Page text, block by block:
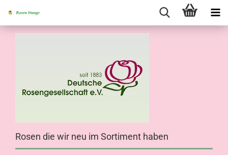
Rosen die wir neu im Sortiment haben